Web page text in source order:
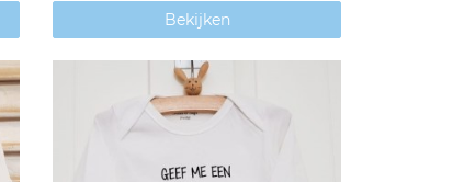
Bekijken